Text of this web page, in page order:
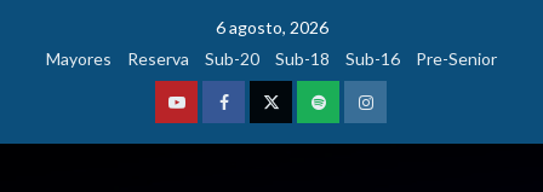
contenido
6 agosto, 2026
Mayores
Reserva Sub-20 Sub-18 Sub-16 Pre-Senior
YoutubeFacebookTwitterPodcastInstagram